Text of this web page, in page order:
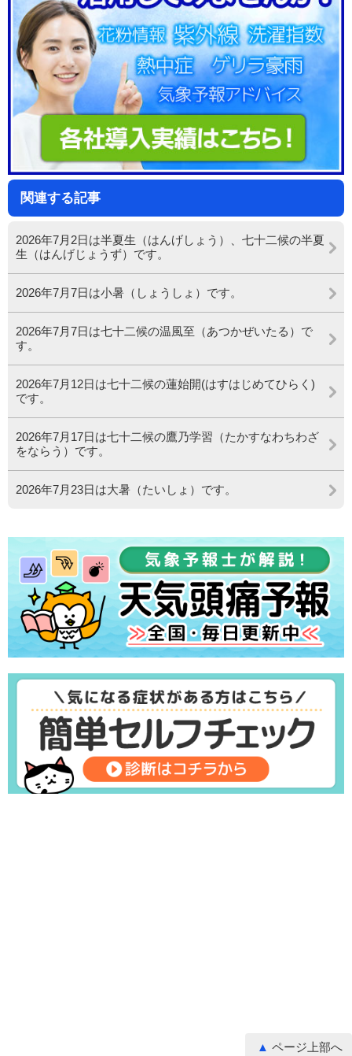
関連する記事
2026年7月2日は半夏生（はんげしょう）、七十二候の半夏
生（はんげじょうず）です。
2026年7月7日は小暑（しょうしょ）です。
2026年7月7日は七十二候の温風至（あつかぜいたる）で
す。
2026年7月12日は七十二候の蓮始開(はすはじめてひらく)
です。
2026年7月17日は七十二候の鷹乃学習（たかすなわちわざ
をならう）です。
2026年7月23日は大暑（たいしょ）です。
ページ上部へ